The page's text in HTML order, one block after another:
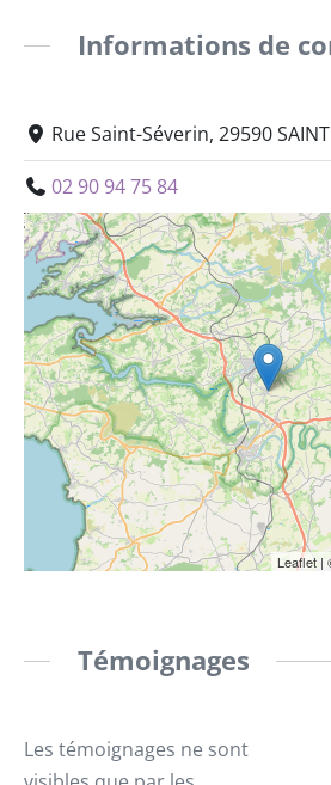
Informations de
Rue Saint-Séverin, 29590
02 90 94 75 84
Leaflet |
Témoignages
Les témoignages ne sont